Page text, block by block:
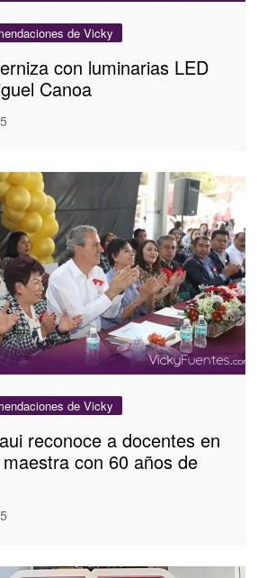
de Vicky
con luminarias LED
Canoa
de Vicky
reconoce a docentes en
con 60 años de